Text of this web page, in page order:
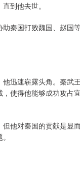
到他去世。
秦国打败魏国、赵国
迅速崭露头角。秦武
使得他能够成功攻占
但他对秦国的贡献是